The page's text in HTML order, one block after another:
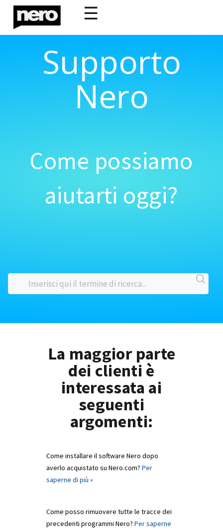
☰
Supporto
Nero
Come possiamo
aiutarti oggi?
La maggior parte
dei clienti è
interessata ai
seguenti
argomenti:
Come installare il software Nero dopo
averlo acquistato su Nero.com? Per
saperne di più »
Come posso rimuovere tutte le tracce dei
precedenti programmi Nero? Per saperne